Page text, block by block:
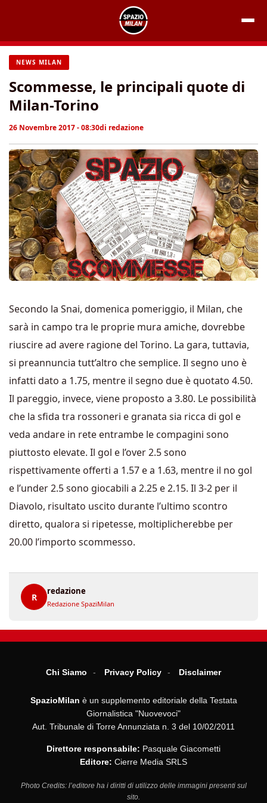
contenuto
NEWS MILAN
Scommesse, le principali quote di
Milan-Torino
26 Novembre 2017 - 08:30di redazione
Secondo la Snai, domenica pomeriggio, il Milan, che
sarà in campo tra le proprie mura amiche, dovrebbe
riuscire ad avere ragione del Torino. La gara, tuttavia,
si preannuncia tutt’altro che semplice. Il segno uno è
infatti dato a 1.75, mentre il segno due è quotato 4.50.
Il pareggio, invece, viene proposto a 3.80. Le possibilità
che la sfida tra rossoneri e granata sia ricca di gol e
veda andare in rete entrambe le compagini sono
piuttosto elevate. Il gol e l’over 2.5 sono
rispettivamente offerti a 1.57 e a 1.63, mentre il no gol
e l’under 2.5 sono giocabili a 2.25 e 2.15. Il 3-2 per il
Diavolo, risultato uscito durante l’ultimo scontro
diretto, qualora si ripetesse, moltiplicherebbe per
20.00 l’importo scommesso.
R
redazione
Redazione SpaziMilan
Chi Siamo Privacy Policy Disclaimer
SpazioMilan è un supplemento editoriale della Testata
Giornalistica "Nuovevoci"
Aut. Tribunale di Torre Annunziata n. 3 del 10/02/2011
Direttore responsabile: Pasquale Giacometti
Editore: Cierre Media SRLS
Photo Credits: l’editore ha i diritti di utilizzo delle immagini presenti sul
sito.